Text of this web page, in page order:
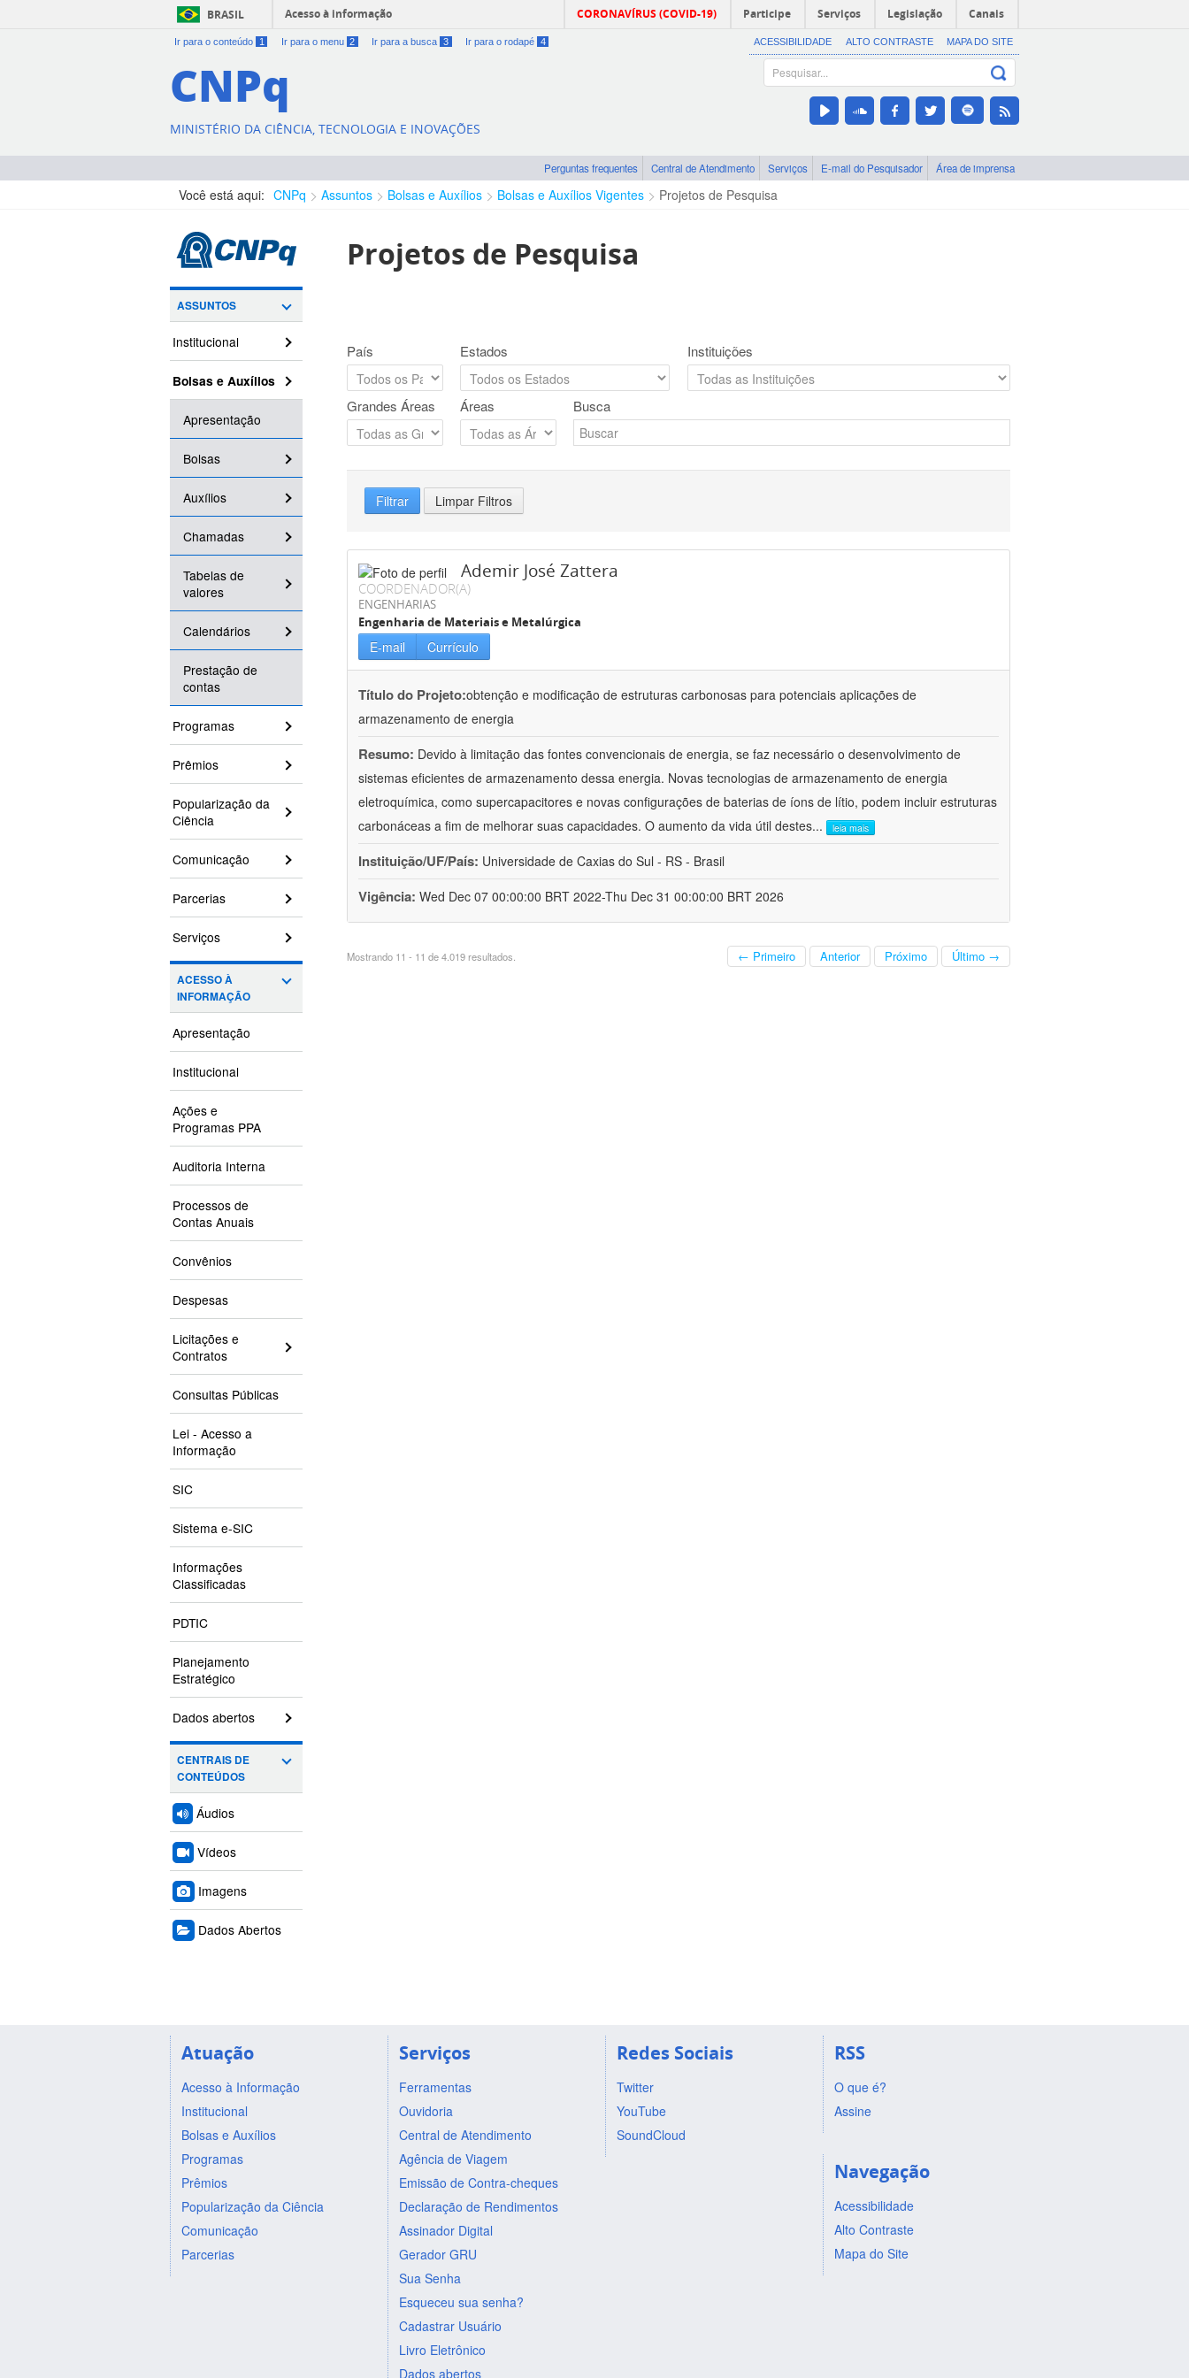
BRASIL Acesso à informação CORONAVÍRUS (COVID-19) Participe Serviços Legislação Canais
Ir para o conteúdo 1 Ir para o menu 2 Ir para a busca 3 Ir para o rodapé 4 ACESSIBILIDADE ALTO CONTRASTE MAPA DO SITE
CNPq
MINISTÉRIO DA CIÊNCIA, TECNOLOGIA E INOVAÇÕES
Perguntas frequentes Central de Atendimento Serviços E-mail do Pesquisador Área de imprensa
Você está aqui: CNPq Assuntos Bolsas e Auxílios Bolsas e Auxílios Vigentes Projetos de Pesquisa
ASSUNTOS
Institucional
Bolsas e Auxílios
Apresentação
Bolsas
Auxílios
Chamadas
Tabelas de
valores
Calendários
Prestação de
contas
Programas
Prêmios
Popularização da
Ciência
Comunicação
Parcerias
Serviços
ACESSO À
INFORMAÇÃO
Apresentação
Institucional
Ações e
Programas PPA
Auditoria Interna
Processos de
Contas Anuais
Convênios
Despesas
Licitações e
Contratos
Consultas Públicas
Lei - Acesso a
Informação
SIC
Sistema e-SIC
Informações
Classificadas
PDTIC
Planejamento
Estratégico
Dados abertos
CENTRAIS DE
CONTEÚDOS
Áudios
Vídeos
Imagens
Dados Abertos
Projetos de Pesquisa
País Estados Instituições
Grandes Áreas Áreas Busca
Filtrar Limpar Filtros
Ademir José Zattera
COORDENADOR(A)
ENGENHARIAS
Engenharia de Materiais e Metalúrgica
E-mail Currículo
Título do Projeto:obtenção e modificação de estruturas carbonosas para potenciais aplicações de
armazenamento de energia
Resumo: Devido à limitação das fontes convencionais de energia, se faz necessário o desenvolvimento de
sistemas eficientes de armazenamento dessa energia. Novas tecnologias de armazenamento de energia
eletroquímica, como supercapacitores e novas configurações de baterias de íons de lítio, podem incluir estruturas
carbonáceas a fim de melhorar suas capacidades. O aumento da vida útil destes... leia mais
Instituição/UF/País: Universidade de Caxias do Sul - RS - Brasil
Vigência: Wed Dec 07 00:00:00 BRT 2022-Thu Dec 31 00:00:00 BRT 2026
Mostrando 11 - 11 de 4.019 resultados. ← Primeiro Anterior Próximo Último →
Atuação
Acesso à Informação
Institucional
Bolsas e Auxílios
Programas
Prêmios
Popularização da Ciência
Comunicação
Parcerias
Serviços
Ferramentas
Ouvidoria
Central de Atendimento
Agência de Viagem
Emissão de Contra-cheques
Declaração de Rendimentos
Assinador Digital
Gerador GRU
Sua Senha
Esqueceu sua senha?
Cadastrar Usuário
Livro Eletrônico
Dados abertos
Redes Sociais
Twitter
YouTube
SoundCloud
RSS
O que é?
Assine
Navegação
Acessibilidade
Alto Contraste
Mapa do Site